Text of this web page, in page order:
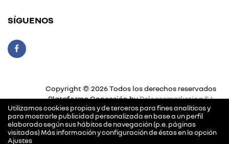
Utilizamos cookies propias y de terceros para fines analíticos y
para mostrarle publicidad personalizada en base a un perfil
elaborado según sus hábitos de navegación (p.e. páginas
visitadas) Más información y configuración de éstas en la opción
Ajustes
SÍGUENOS
Copyright © 2026 Todos los derechos reservados
Plataforma Concesión byReleasemarketing S.L.